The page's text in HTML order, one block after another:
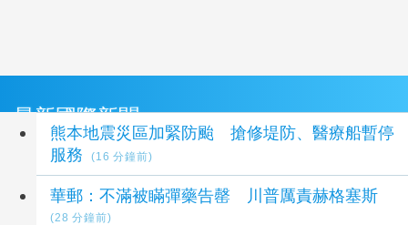
最新國際新聞
熊本地震災區加緊防颱 搶修堤防、醫療船暫停
服務
(16 分鐘前)
華郵：不滿被瞞彈藥告罄 川普厲責赫格塞斯
(28 分鐘前)